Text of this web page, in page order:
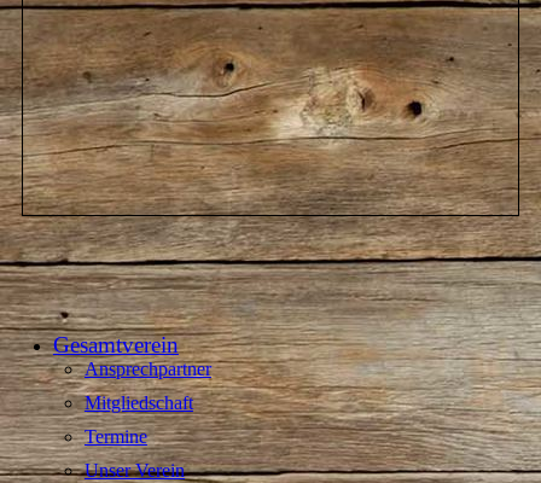
Gesamtverein
Ansprechpartner
Mitgliedschaft
Termine
Unser Verein